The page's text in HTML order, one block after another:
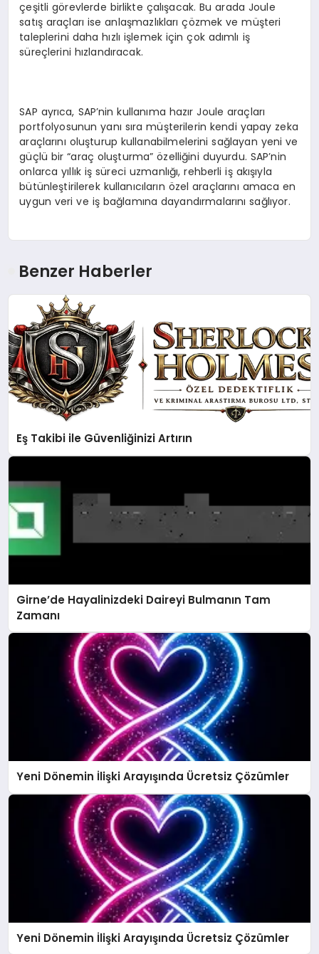
çeşitli görevlerde birlikte çalışacak. Bu arada Joule
satış araçları ise anlaşmazlıkları çözmek ve müşteri
taleplerini daha hızlı işlemek için çok adımlı iş
süreçlerini hızlandıracak.
SAP ayrıca, SAP’nin kullanıma hazır Joule araçları
portfolyosunun yanı sıra müşterilerin kendi yapay zeka
araçlarını oluşturup kullanabilmelerini sağlayan yeni ve
güçlü bir “araç oluşturma” özelliğini duyurdu. SAP’nin
onlarca yıllık iş süreci uzmanlığı, rehberli iş akışıyla
bütünleştirilerek kullanıcıların özel araçlarını amaca en
uygun veri ve iş bağlamına dayandırmalarını sağlıyor.
Benzer Haberler
Eş Takibi ile Güvenliğinizi Artırın
Girne’de Hayalinizdeki Daireyi Bulmanın Tam
Zamanı
Yeni Dönemin İlişki Arayışında Ücretsiz Çözümler
Yeni Dönemin İlişki Arayışında Ücretsiz Çözümler